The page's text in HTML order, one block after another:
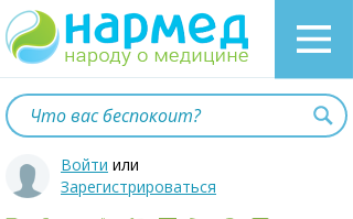
Войти или
Зарегистрироваться